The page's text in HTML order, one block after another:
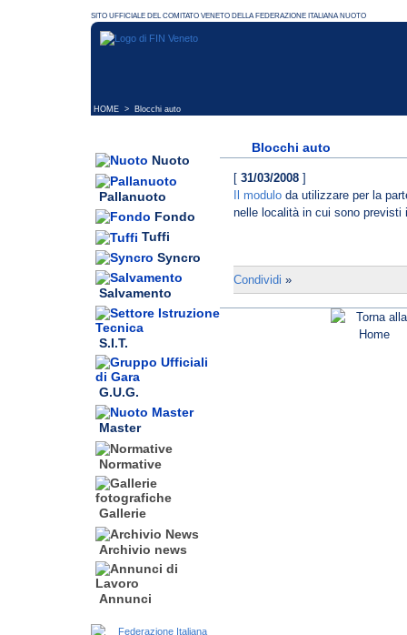
HOME > Blocchi auto
Nuoto
Pallanuoto
Fondo
Tuffi
Syncro
Salvamento
S.I.T.
G.U.G.
Master
Normative
Gallerie
Archivio news
Annunci
Blocchi auto
[ 31/03/2008 ]
Il modulo da utilizzare per la
nelle località in cui sono previsti
Condividi »